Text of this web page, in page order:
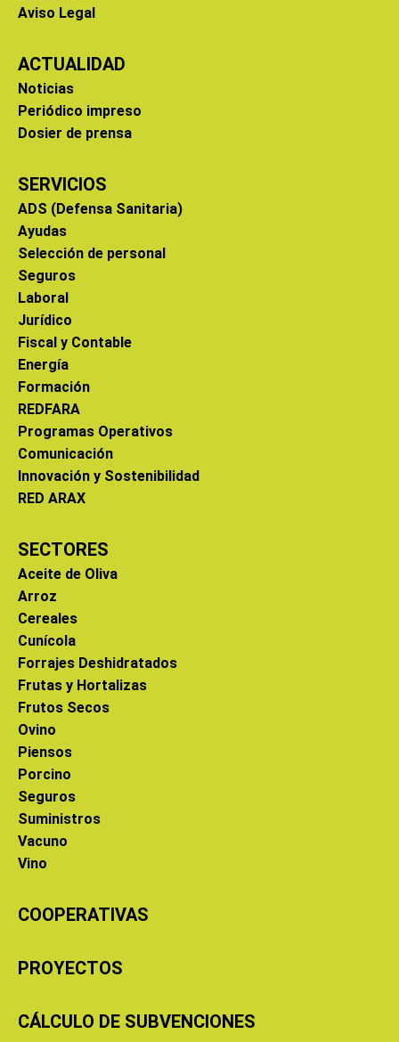
Aviso Legal
ACTUALIDAD
Noticias
Periódico impreso
Dosier de prensa
SERVICIOS
ADS (Defensa Sanitaria)
Ayudas
Selección de personal
Seguros
Laboral
Jurídico
Fiscal y Contable
Energía
Formación
REDFARA
Programas Operativos
Comunicación
Innovación y Sostenibilidad
RED ARAX
SECTORES
Aceite de Oliva
Arroz
Cereales
Cunícola
Forrajes Deshidratados
Frutas y Hortalizas
Frutos Secos
Ovino
Piensos
Porcino
Seguros
Suministros
Vacuno
Vino
COOPERATIVAS
PROYECTOS
CÁLCULO DE SUBVENCIONES